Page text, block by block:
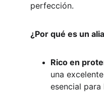
perfección.
¿Por qué es un
Rico en
una
esencial